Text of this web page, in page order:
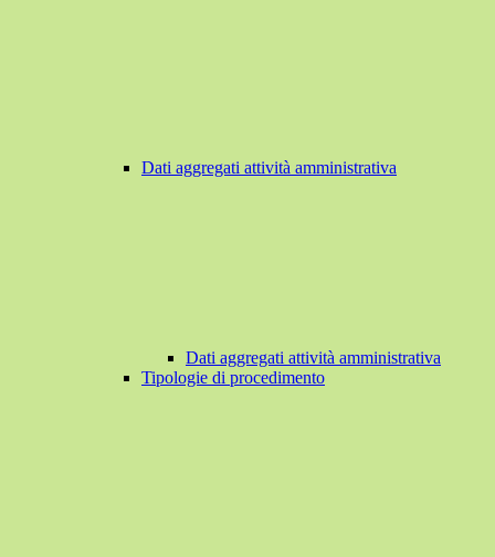
Dati aggregati attività amministrativa
Dati aggregati attività amministrativa
Tipologie di procedimento